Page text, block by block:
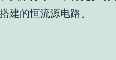
建的恒流源电路。